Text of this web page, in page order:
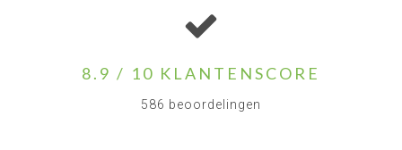
8.9 / 10 KLANTENSCORE
586 beoordelingen